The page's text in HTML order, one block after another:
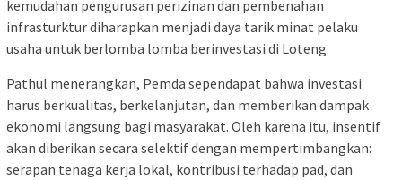
kemudahan pengurusan perizinan dan pembenahan
infrasturktur diharapkan menjadi daya tarik minat pelaku
usaha untuk berlomba lomba berinvestasi di Loteng.
Pathul menerangkan, ​Pemda sependapat bahwa investasi
harus berkualitas, berkelanjutan, dan memberikan dampak
ekonomi langsung bagi masyarakat. Oleh karena itu, insentif
akan diberikan secara selektif dengan mempertimbangkan:
serapan tenaga kerja lokal, kontribusi terhadap pad, dan